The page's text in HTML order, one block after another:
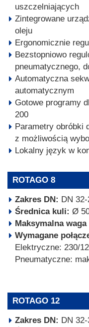
uszczelniających
Zintegrowane
oleju
Ergonomicznie
Bezstopniowo
pneumatycznego,
Automatyczna
automatycznym
Gotowe programy
200
Parametry obróbki
z możliwością
Lokalny język w
ROTAGO 8
Zakres DN: DN
Średnica kuli: Ø
Maksymalna
Wymagane
Elektryczne: 230/
Pneumatyczne:
ROTAGO 12
Zakres DN: DN